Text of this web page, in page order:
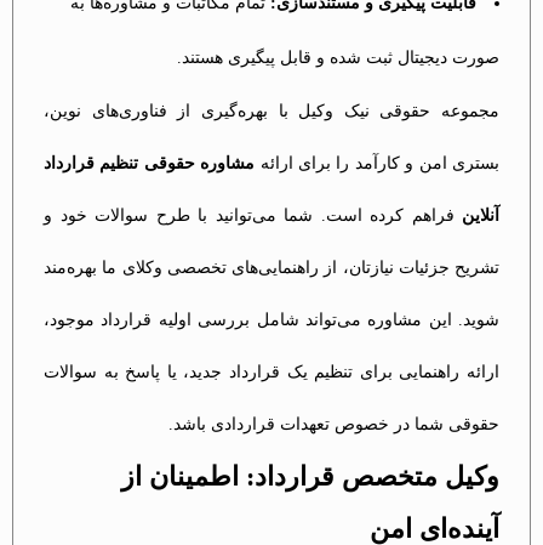
صورت دیجیتال ثبت شده و قابل پیگیری هستند.
مجموعه حقوقی نیک وکیل با بهره‌گیری از فناوری‌های نوین،
بستری امن و کارآمد را برای ارائه مشاوره حقوقی تنظیم قرارداد
آنلاین فراهم کرده است. شما می‌توانید با طرح سوالات خود و
تشریح جزئیات نیازتان، از راهنمایی‌های تخصصی وکلای ما بهره‌مند
شوید. این مشاوره می‌تواند شامل بررسی اولیه قرارداد موجود،
ارائه راهنمایی برای تنظیم یک قرارداد جدید، یا پاسخ به سوالات
حقوقی شما در خصوص تعهدات قراردادی باشد.
وکیل متخصص قرارداد: اطمینان از
آینده‌ای امن